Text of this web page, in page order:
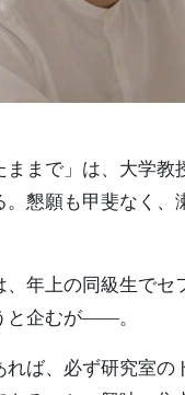
まで」は、大学
。懇願も甲斐なく
年上の同級生でセ
と企むが――。
ば、必ず研究室